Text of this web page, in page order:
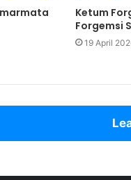
Ketum
Forgemsi
19 April